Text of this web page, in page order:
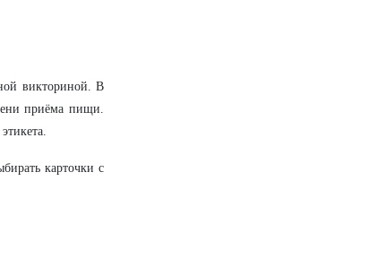
викториной. В
приёма пищи.
карточки с